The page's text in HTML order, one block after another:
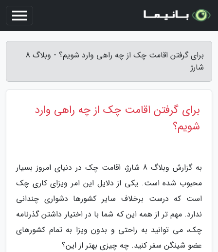
برای گرفتن اقامت چک از چه راهی وارد شویم؟ - وبلاگ 8
شارژ
برای گرفتن اقامت چک از چه راهی وارد
شویم؟
به گزارش وبلاگ 8 شارژ، اقامت چک در دنیای امروز بسیار
محبوب شده است. یکی از دلایل این امر ویزای کاری چک
است که درست برخلاف سایر کشورها دشواری چندانی
ندارد. مهم تر از همه این که شما با در اختیار داشتن گذرنامه
چک، می توانید به راحتی و بدون ویزا به تمام کشورهای
عضو شینگن سفر کنید. چه چیزی بهتر از این؟